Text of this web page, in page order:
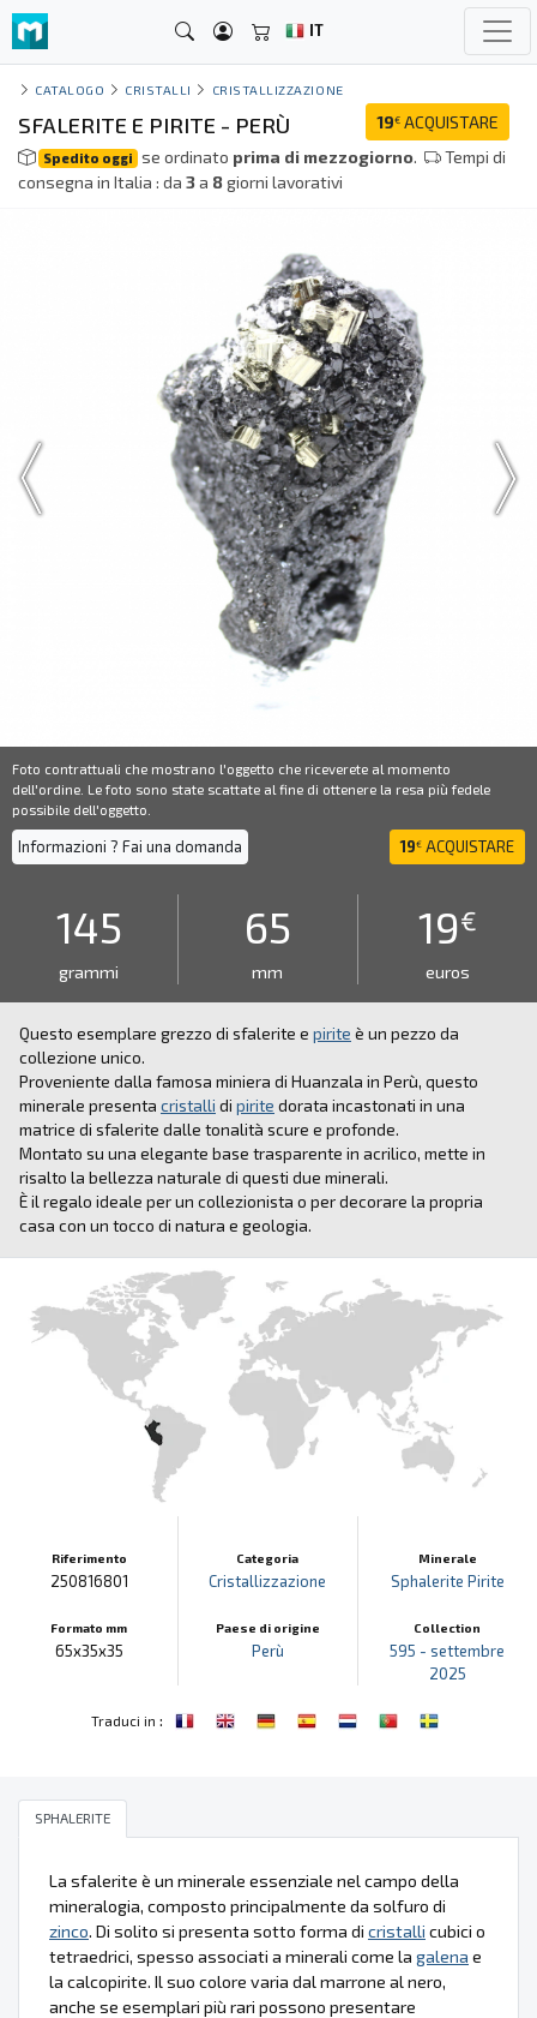
IT
CATALOGO CRISTALLI CRISTALLIZZAZIONE
19€ ACQUISTARE
SFALERITE E PIRITE - PERÙ
Spedito oggi se ordinato prima di mezzogiorno.
Tempi di
consegna in Italia : da 3a 8giorni lavorativi
Foto contrattuali che mostrano l'oggetto che riceverete al momento
dell'ordine. Le foto sono state scattate al fine di ottenere la resa più fedele
possibile dell'oggetto.
Informazioni ? Fai una domanda 19€ ACQUISTARE
145
grammi
65
mm
19€
euros
Questo esemplare grezzo di sfalerite e pirite è un pezzo da
collezione unico.
Proveniente dalla famosa miniera di Huanzala in Perù, questo
minerale presenta cristalli di pirite dorata incastonati in una
matrice di sfalerite dalle tonalità scure e profonde.
Montato su una elegante base trasparente in acrilico, mette in
risalto la bellezza naturale di questi due minerali.
È il regalo ideale per un collezionista o per decorare la propria
casa con un tocco di natura e geologia.
Riferimento
250816801
Formato mm
65x35x35
Categoria
Cristallizzazione
Paese di origine
Perù
Minerale
Sphalerite Pirite
Collection
595 - settembre
2025
Traduci in :
SPHALERITE
La sfalerite è un minerale essenziale nel campo della
mineralogia, composto principalmente da solfuro di
zinco. Di solito si presenta sotto forma di cristalli cubici o
tetraedrici, spesso associati a minerali come la galena e
la calcopirite. Il suo colore varia dal marrone al nero,
anche se esemplari più rari possono presentare